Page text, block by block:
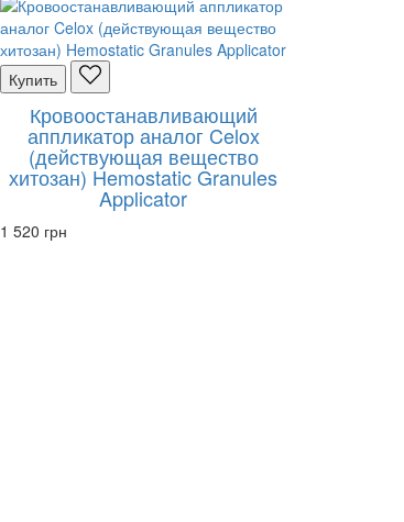
Купить
Кровоостанавливающий
аппликатор аналог Celox
(действующая вещество
хитозан) Hemostatic Granules
Applicator
1 520 грн